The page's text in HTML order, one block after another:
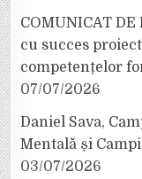
COMUNICAT DE
cu succes
competențelor
07/07/2026
Daniel Sava,
Mentală și
03/07/2026